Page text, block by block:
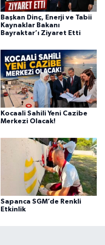
Başkan Dinç, Enerji ve Tabii
Kaynaklar Bakanı
Bayraktar’ı Ziyaret Etti
Kocaali Sahili Yeni Cazibe
Merkezi Olacak!
Sapanca SGM’de Renkli
Etkinlik